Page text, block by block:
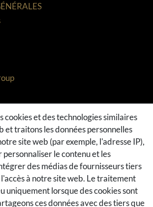
de transport
cookies et des technologies similaires
et traitons les données personnelles
site web (par exemple, l'adresse IP),
personnaliser le contenu et les
des médias de fournisseurs tiers
à notre site web. Le traitement
uniquement lorsque des cookies sont
ces données avec des tiers que